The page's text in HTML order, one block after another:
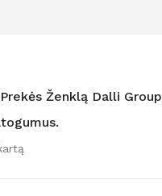
Ženklą Dalli Group